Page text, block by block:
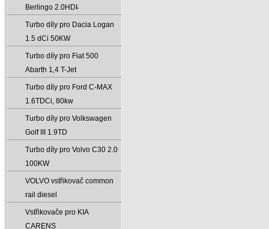
Berlingo 2.0HDI̵
Turbo díly pro Dacia Logan
1.5 dCi 50KW
Turbo díly pro Fiat 500
Abarth 1‚4 T-Jet
Turbo díly pro Ford C-MAX
1.6TDCi‚ 80kw
Turbo díly pro Volkswagen
Golf III 1.9TD
Turbo díly pro Volvo C30 2.0
100KW
VOLVO vstřikovač common
rail diesel
Vstřikovače pro KIA
CARENS